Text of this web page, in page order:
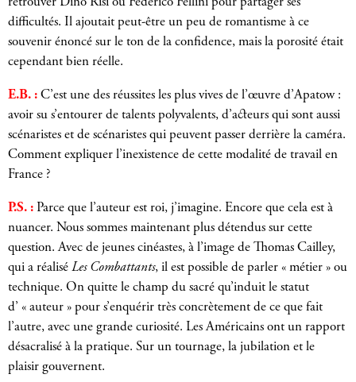
retrouver Dino Risi ou Federico Fellini pour partager ses
difficultés. Il ajoutait peut-être un peu de romantisme à ce
souvenir énoncé sur le ton de la confidence, mais la porosité était
cependant bien réelle.
E.B. : C’est une des réussites les plus vives de l’œuvre d’Apatow :
avoir su s’entourer de talents polyvalents, d’acteurs qui sont aussi
scénaristes et de scénaristes qui peuvent passer derrière la caméra.
Comment expliquer l’inexistence de cette modalité de travail en
France ?
P.S. : Parce que l’auteur est roi, j’imagine. Encore que cela est à
nuancer. Nous sommes maintenant plus détendus sur cette
question. Avec de jeunes cinéastes, à l’image de Thomas Cailley,
qui a réalisé Les Combattants, il est possible de parler « métier » ou
technique. On quitte le champ du sacré qu’induit le statut
d’ « auteur » pour s’enquérir très concrètement de ce que fait
l’autre, avec une grande curiosité. Les Américains ont un rapport
désacralisé à la pratique. Sur un tournage, la jubilation et le
plaisir gouvernent.